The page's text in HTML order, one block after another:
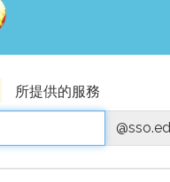
所提供的服務